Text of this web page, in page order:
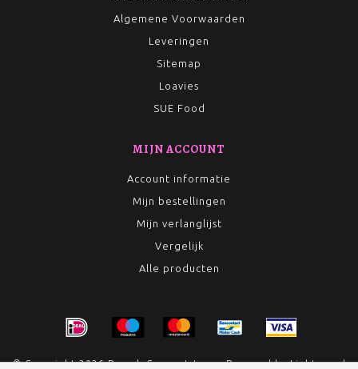
Algemene Voorwaarden
Leveringen
Sitemap
Loavies
SUE Food
MIJN ACCOUNT
Account informatie
Mijn bestellingen
Mijn verlanglijst
Vergelijk
Alle producten
© Copyright 2026 Rumah Conceptstore - Powered byLightspeed